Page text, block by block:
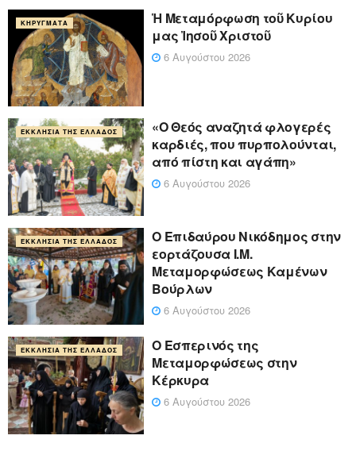
ΚΗΡΎΓΜΑΤΑ
Ἡ Μεταμόρφωση τοῦ Κυρίου
μας Ἰησοῦ Χριστοῦ
6 Αυγούστου 2026
ΕΚΚΛΗΣΊΑ ΤΗΣ ΕΛΛΆΔΟΣ
«Ο Θεός αναζητά φλογερές
καρδιές, που πυρπολούνται,
από πίστη και αγάπη»
6 Αυγούστου 2026
ΕΚΚΛΗΣΊΑ ΤΗΣ ΕΛΛΆΔΟΣ
Ο Επιδαύρου Νικόδημος στην
εορτάζουσα Ι.Μ.
Μεταμορφώσεως Καμένων
Βούρλων
6 Αυγούστου 2026
ΕΚΚΛΗΣΊΑ ΤΗΣ ΕΛΛΆΔΟΣ
Ο Εσπερινός της
Μεταμορφώσεως στην
Κέρκυρα
6 Αυγούστου 2026